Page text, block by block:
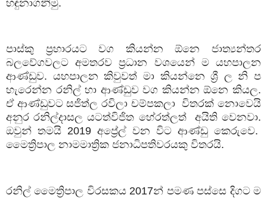
හඳුනාගනිමු.
පාස්කු ප්‍රහාරයට වග කියන්න ඕනෙ ජාත්‍යන්තර
බලවේගවලට අමතරව ප්‍රධාන වශයෙන් ම යහපාලන
ආණ්ඩුව. යහපාලන කිවුවත් මා කියන්නෙ ශ්‍රී ල නි ප
හැරෙන්න රනිල් හා ආණ්ඩුව වග කියන්න ඕනෙ කියල.
ඒ ආණ්ඩුවට සජිත්ල රවිලා චම්පකලා විතරක් නොවෙයි
අනුර රනිල්දාසල යටත්විජිත හේරත්ලත්
අයිති වෙනවා.
ඔවුන් තමයි 2019 අප්‍රේල් වන විට ආණ්ඩු කෙරුවෙ.
මෛත්‍රිපාල නාමමාත්‍රික ජනාධිපතිවරයකු විතරයි.
රනිල් මෛත්‍රිපාල විරසකය 2017න් පමණ පස්සෙ දිගට ම